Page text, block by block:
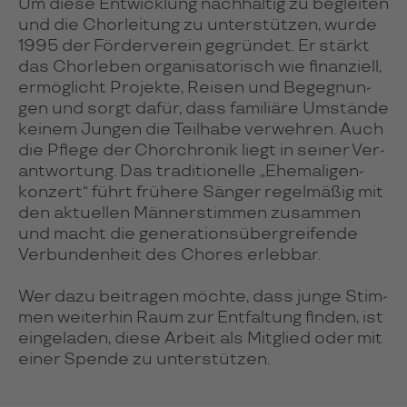
Um diese Ent­wick­lung nach­hal­tig zu beglei­ten
und die Chor­leitung zu unter­stüt­zen, wurde
1995 der För­der­ver­ein gegrün­det. Er stärkt
das Chor­le­ben orga­ni­sa­to­risch wie finan­ziell,
ermög­licht Pro­jekte, Rei­sen und Begeg­nun­
gen und sorgt dafür, dass fami­li­äre Umstände
kei­nem Jun­gen die Teil­habe ver­weh­ren. Auch
die Pflege der Cho­rchro­nik liegt in sei­ner Ver­
ant­wor­tung. Das tra­di­tio­nelle „Ehe­ma­li­gen­
kon­zert“ führt frü­here Sän­ger regel­mä­ßig mit
den aktu­el­len Män­ner­stim­men zusam­men
und macht die gene­ra­tions­über­grei­fende
Ver­bun­den­heit des Cho­res erleb­bar.
Wer dazu bei­tra­gen möchte, dass junge Stim­
men wei­ter­hin Raum zur Ent­fal­tung fin­den, ist
ein­ge­la­den, diese Arbeit als Mit­glied oder mit
einer Spende zu unter­stüt­zen.